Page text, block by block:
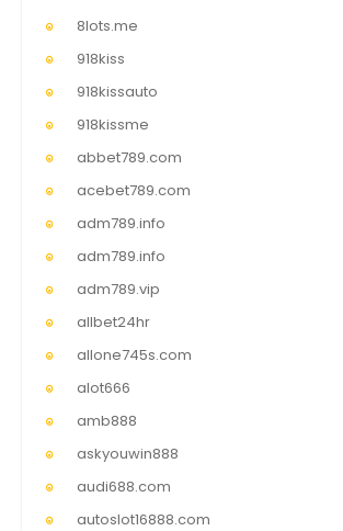
8lots.me
918kiss
918kissauto
918kissme
abbet789.com
acebet789.com
adm789.info
adm789.info
adm789.vip
allbet24hr
allone745s.com
alot666
amb888
askyouwin888
audi688.com
autoslot16888.com